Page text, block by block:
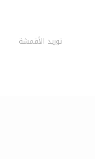
توريد الأقمشة